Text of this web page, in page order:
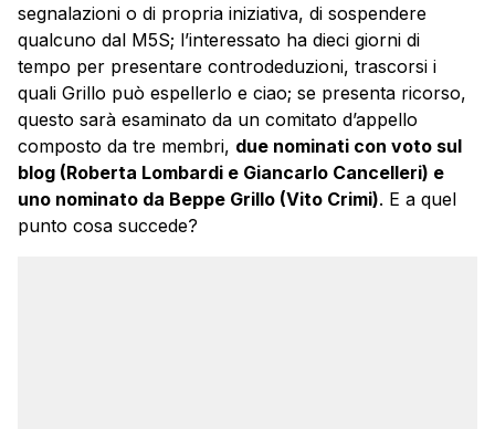
segnalazioni o di propria iniziativa, di sospendere
qualcuno dal M5S; l’interessato ha dieci giorni di
tempo per presentare controdeduzioni, trascorsi i
quali Grillo può espellerlo e ciao; se presenta ricorso,
questo sarà esaminato da un comitato d’appello
composto da tre membri, due nominati con voto sul
blog (Roberta Lombardi e Giancarlo Cancelleri) e
uno nominato da Beppe Grillo (Vito Crimi). E a quel
punto cosa succede?